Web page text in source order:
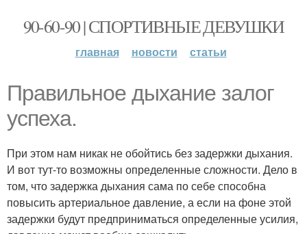
90-60-90 | СПОРТИВНЫЕ ДЕВУШКИ
главная новости статьи
Правильное дыхание залог
успеха.
При этом нам никак не обойтись без задержки дыхания.
И вот тут-то возможны определенные сложности. Дело в
том, что задержка дыхания сама по себе способна
повысить артериальное давление, а если на фоне этой
задержки будут предприниматься определенные усилия,